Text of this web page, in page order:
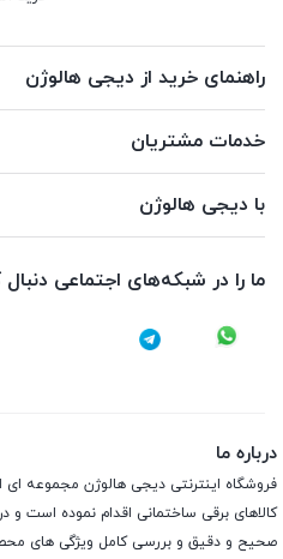
راهنمای خرید از دیجی هالوژن
خدمات مشتریان
با دیجی هالوژن
ما را در شبکه‌های اجتماعی دنبال
درباره ما
فروشگاه اینترنتی دیجی هالوژن مجموعه
کالاهای برقی ساختمانی اقدام نموده است و
صحیح و دقیق و بررسی کامل ویژگی های